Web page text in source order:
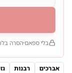
בלי ספאם הסרה
אברכים רבנות